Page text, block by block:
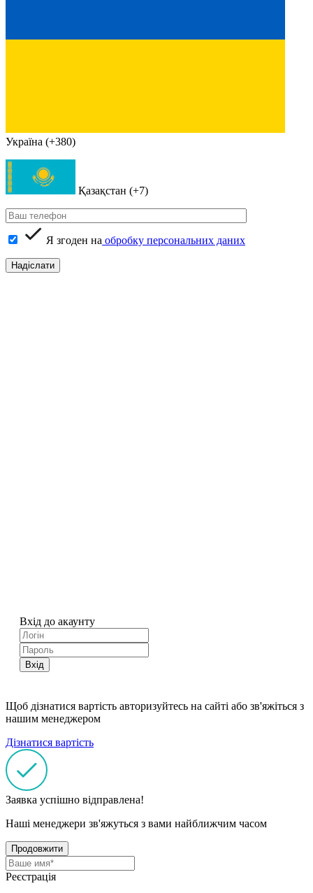
Україна (+380)
Қазақстан (+7)
Я згоден на обробку персональних даних
Вхід до акаунту
Вхід
Щоб дізнатися вартість авторизуйтесь на сайті або зв'яжіться з
нашим менеджером
Дізнатися вартість
Заявка успішно відправлена!
Наші менеджери зв'яжуться з вами найближчим часом
Продовжити
Реєстрація